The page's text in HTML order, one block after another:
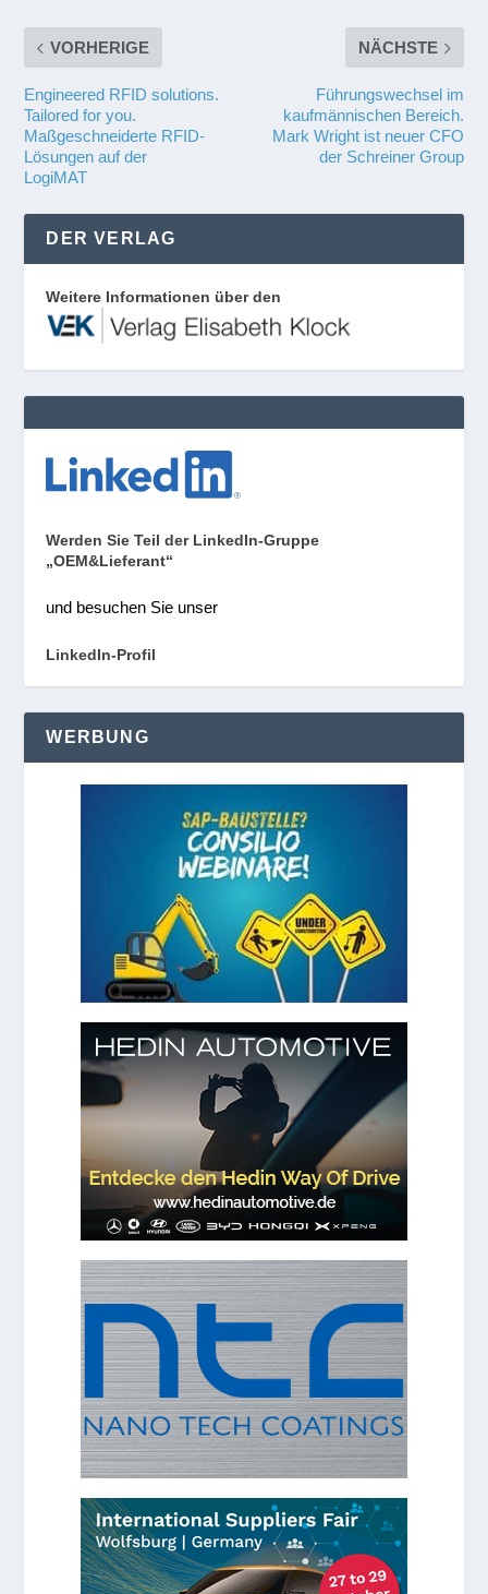
VORHERIGE
Engineered RFID solutions.
Tailored for you.
Maßgeschneiderte RFID-
Lösungen auf der
LogiMAT
NÄCHSTE
Führungswechsel im
kaufmännischen Bereich.
Mark Wright ist neuer CFO
der Schreiner Group
DER VERLAG
Weitere Informationen über den
Werden Sie Teil der LinkedIn-Gruppe
„OEM&Lieferant“
und besuchen Sie unser
LinkedIn-Profil
WERBUNG